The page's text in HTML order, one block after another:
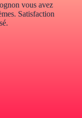
vous avez
Satisfaction